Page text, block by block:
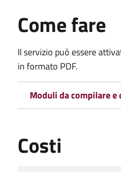
Come fare
Il servizio può essere
in formato PDF.
Moduli da compilare
Costi